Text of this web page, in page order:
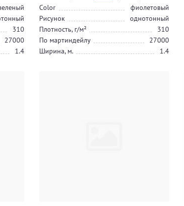
310
27000
1.4
Color
фиолетовый
Рисунок
однотонный
Плотность, г/м²
310
По мартиндейлу
27000
Ширина, м.
1.4